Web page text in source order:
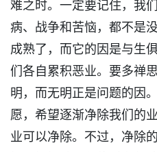
难之时。一定要记住，我
病、战争和苦恼，都不是
成熟了，而它的因是与生
们各自累积恶业。要多禅
明，而无明正是问题的因
愿，希望逐渐净除我们的
业可以净除。不过，净除